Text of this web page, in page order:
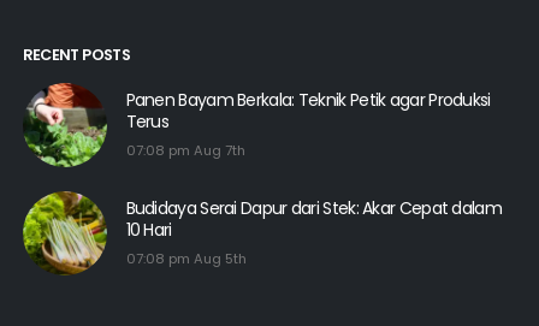
RECENT POSTS
Panen Bayam Berkala: Teknik Petik agar Produksi
Terus
07:08 pm Aug 7th
Budidaya Serai Dapur dari Stek: Akar Cepat dalam
10 Hari
07:08 pm Aug 5th